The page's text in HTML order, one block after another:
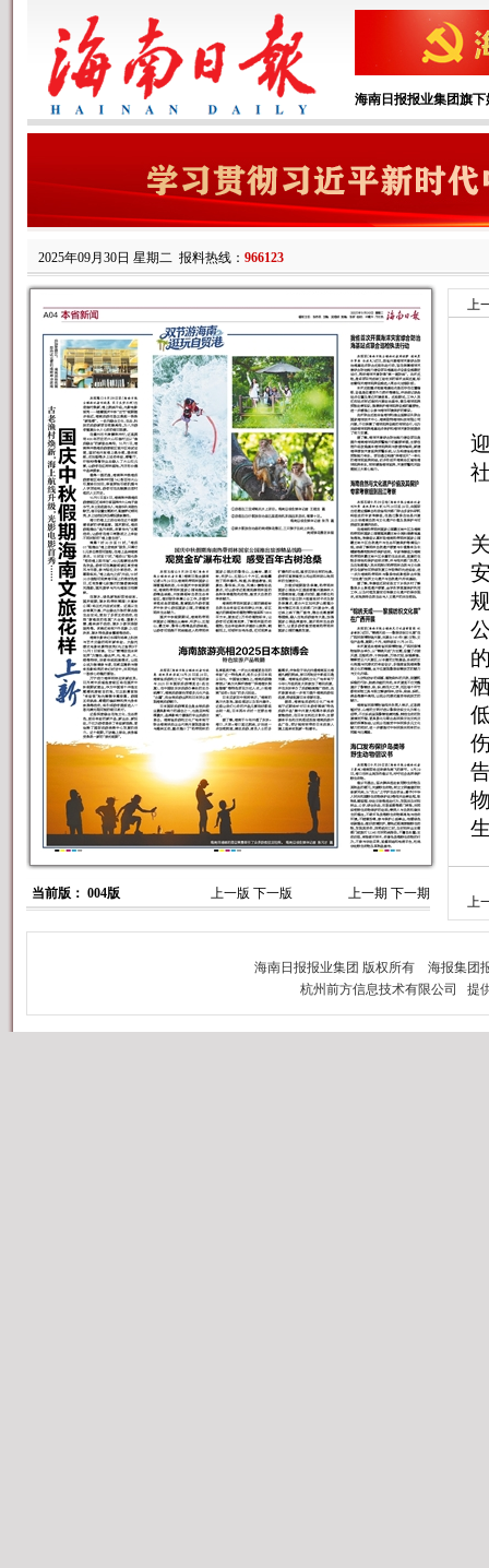
海南日报报业集团旗下
2025年09月30日 星期二 报料热线： 966123
当前版： 004版 上一版 下一版 上一期 下一期
上
上